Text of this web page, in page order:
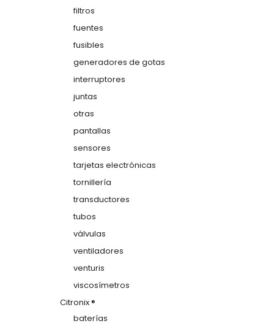
filtros
fuentes
fusibles
generadores de gotas
interruptores
juntas
otras
pantallas
sensores
tarjetas electrónicas
tornillería
transductores
tubos
válvulas
ventiladores
venturis
viscosímetros
Citronix ®
baterías